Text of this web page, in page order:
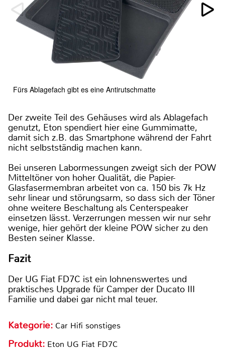
Fürs Ablagefach gibt es eine Antirutschmatte
Der zweite Teil des Gehäuses wird als Ablagefach
genutzt, Eton spendiert hier eine Gummimatte,
damit sich z.B. das Smartphone während der Fahrt
nicht selbstständig machen kann.
Bei unseren Labormessungen zweigt sich der POW
Mitteltöner von hoher Qualität, die Papier-
Glasfasermembran arbeitet von ca. 150 bis 7k Hz
sehr linear und störungsarm, so dass sich der Töner
ohne weitere Beschaltung als Centerspeaker
einsetzen lässt. Verzerrungen messen wir nur sehr
wenige, hier gehört der kleine POW sicher zu den
Besten seiner Klasse.
Fazit
Der UG Fiat FD7C ist ein lohnenswertes und
praktisches Upgrade für Camper der Ducato III
Familie und dabei gar nicht mal teuer.
Kategorie: Car Hifi sonstiges
Produkt: Eton UG Fiat FD7C